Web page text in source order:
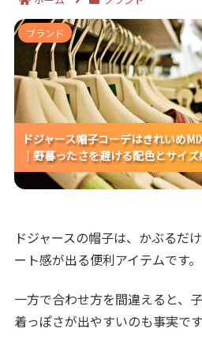
ドジャース帽子コーデはきれい
る｜野暮ったさを避ける配
ドジャース帽子コーデはきれいめ
｜野暮ったさを避ける配色とサイ
ドジャース帽子コーデはきれいめ
｜野暮ったさを避ける配色とサイ
ドジャース帽子コーデはきれいめ
｜野暮ったさを避ける配色とサイ
ブランド
ドジャースの帽子は、かぶるだ
ート感が出る便利アイテムです。
一方で合わせ方を間違えると、
着っぽさが出やすいのも事実です